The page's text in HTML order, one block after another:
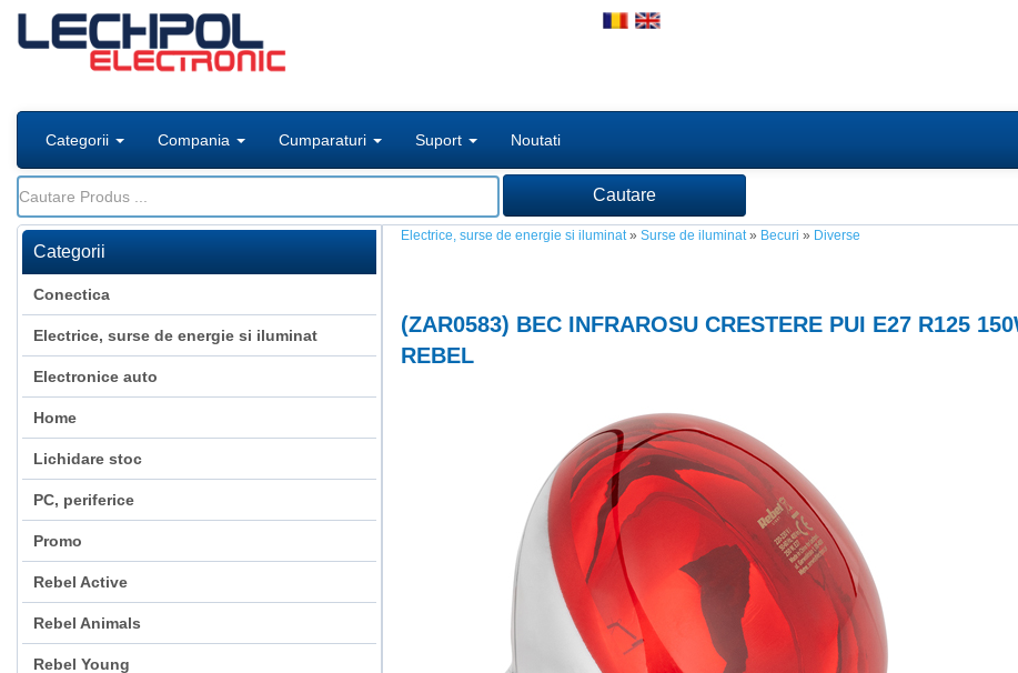
Categorii Compania Cumparaturi Suport Noutati
Categorii
Conectica
Electrice, surse de energie si iluminat
Electronice auto
Home
Lichidare stoc
PC, periferice
Promo
Rebel Active
Rebel Animals
Rebel Young
Electrice, surse de energie si iluminat » Surse de iluminat » Becuri » Diverse
(ZAR0583) BEC INFRAROSU CRESTERE PUI E27 R125
REBEL